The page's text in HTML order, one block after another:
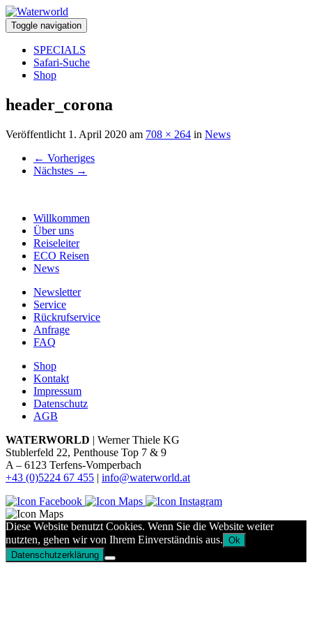
Toggle navigation
SPECIALS
Safari-Suche
Shop
header_corona
Veröffentlicht 1. April 2020 am 708 × 264 in News
← Vorheriges
Nächstes →
Willkommen
Über uns
Reiseleiter
ECO Reisen
News
Newsletter
Service
Rückrufservice
Anfrage
FAQ
Shop
Kontakt
Impressum
Datenschutz
AGB
WATERWORLD | Werner Thiele KG
Stublerfeld 22, Penthouse Top 7 & 9
A – 6123 Terfens-Vomperbach
+43 (0)5224 67 455 | info@waterworld.at
Diese Website benutzt Cookies. Wenn Sie die Website weiter
nutzten, gehen wir von Ihrem Einverständnis aus. Ok
Datenschutzerklärung